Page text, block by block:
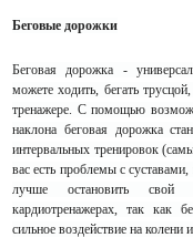
Беговые дорожки
Беговая дорожка -
можете ходить, бегать
тренажере. С помощью
наклона беговая дорожка
интервальных тренировок
вас есть проблемы с
лучше остановить свой
кардиотренажерах, так как
сильное воздействие на колени